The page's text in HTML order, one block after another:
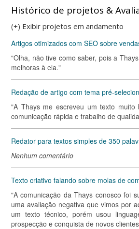
Histórico de projetos &
(+) Exibir projetos em andamento
Artigos otimizados com SEO sobre
"Olha, não tive como saber, pois a
melhoras à ela."
Redação de artigo com tema pré-
"A Thays me escreveu um texto
comunicação rápida e trabalho de
Redator para textos simples de 350
Nenhum comentário
Texto criativo falando sobre molas de
"A comunicação da Thays conosco foi
uma avaliação negativa que vimos por
um texto técnico, porém usou
prospecção e conquista de novos